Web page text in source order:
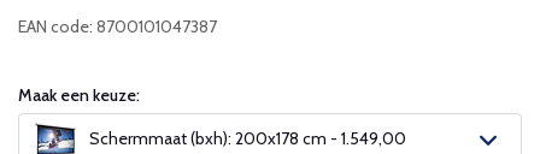
EAN code: 8700101047387
Maak een keuze:
Schermmaat (bxh): 200x178 cm - 1.549,00